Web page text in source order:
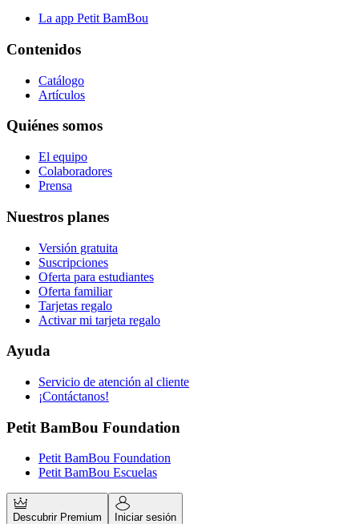
La app Petit BamBou
Contenidos
Catálogo
Artículos
Quiénes somos
El equipo
Colaboradores
Prensa
Nuestros planes
Versión gratuita
Suscripciones
Oferta para estudiantes
Oferta familiar
Tarjetas regalo
Activar mi tarjeta regalo
Ayuda
Servicio de atención al cliente
¡Contáctanos!
Petit BamBou Foundation
Petit BamBou Foundation
Petit BamBou Escuelas
Descubrir Premium Iniciar sesión